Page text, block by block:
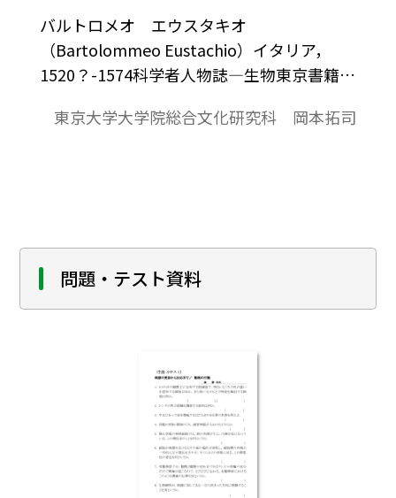
バルトロメオ エウスタキオ
（Bartolommeo Eustachio）イタリア，
1520？-1574科学者人物誌―生物東京書籍
管を欧氏管あるいはエウスタキオ管と呼ぶ
ウスタキオの解剖図に鼓室と咽頭をつなぐ
管が描かれているのを見つけて，これをエ
ウスタキオの耳管と命名したからである。
東京大学大学院総合文化研究科 岡本拓司
問題・テスト資料